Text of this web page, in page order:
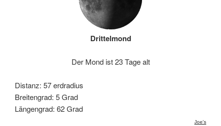
Drittelmond
Der Mond ist 23 Tage alt
Distanz: 57 erdradius
Breitengrad: 5 Grad
Längengrad: 62 Grad
Joe's